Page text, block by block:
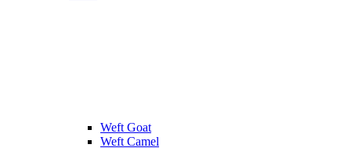
Weft Goat
Weft Camel